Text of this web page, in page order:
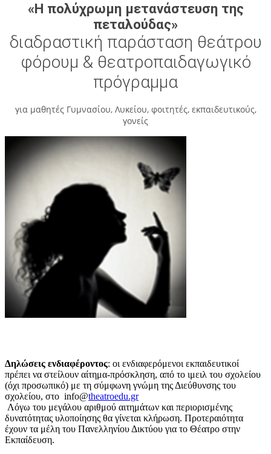
«Η πολύχρωμη μετανάστευση της
πεταλούδας»
διαδραστική παράσταση θεάτρου
φόρουμ & θεατροπαιδαγωγικό
πρόγραμμα
για μαθητές Γυμνασίου, Λυκείου, φοιτητές, εκπαιδευτικούς,
γονείς
Δηλώσεις ενδιαφέροντος: οι ενδιαφερόμενοι εκπαιδευτικοί
πρέπει να στείλουν αίτημα-πρόσκληση, από το ιμειλ του σχολείου
(όχι προσωπικό) με τη σύμφωνη γνώμη της Διεύθυνσης του
σχολείου, στο info@theatroedu.gr
Λόγω του μεγάλου αριθμού αιτημάτων και περιορισμένης
δυνατότητας υλοποίησης θα γίνεται κλήρωση. Προτεραιότητα
έχουν τα μέλη του Πανελληνίου Δικτύου για το Θέατρο στην
Εκπαίδευση.